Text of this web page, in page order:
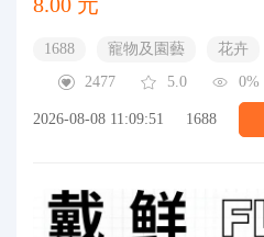
1688 寵物及園藝 花卉
2477
5.0 0%
2026-08-08 11:09:51 1688